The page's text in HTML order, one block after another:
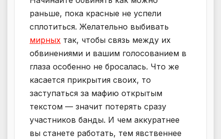
раньше, пока красные не успели
сплотиться. Желательно выбивать
мирных так, чтобы связь между их
обвинениями и вашим голосованием в
глаза особенно не бросалась. Что же
касается прикрытия своих, то
заступаться за мафию открытым
текстом — значит потерять сразу
участников банды. И чем аккуратнее
вы станете работать, тем явственнее